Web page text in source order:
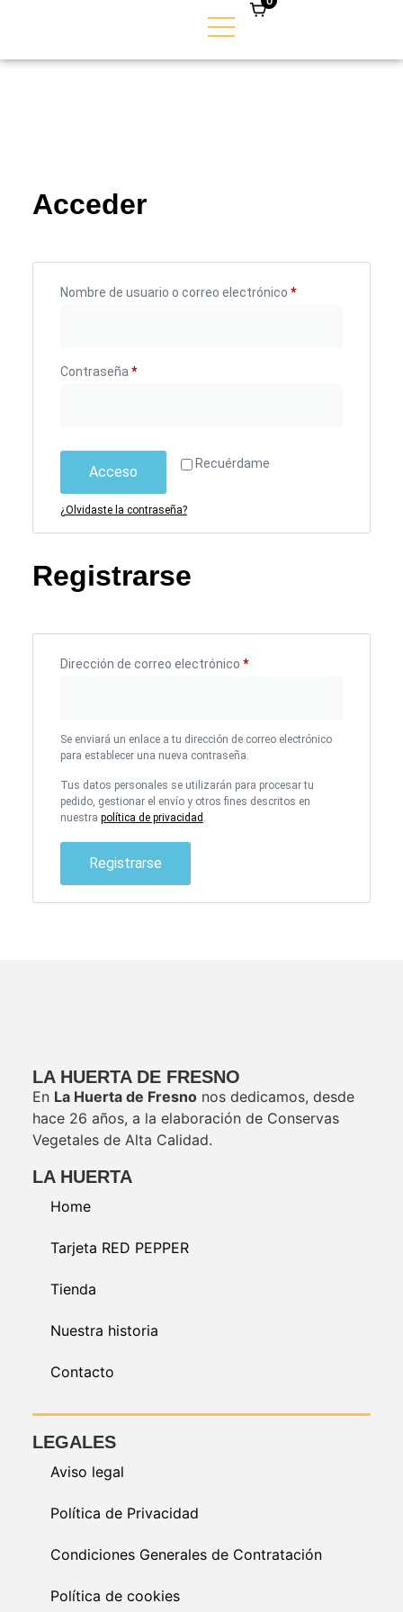
Acceder
Nombre de usuario o correo electrónico *
Contraseña *
Recuérdame
Acceso
¿Olvidaste la contraseña?
Registrarse
Dirección de correo electrónico *
Se enviará un enlace a tu dirección de correo electrónico
para establecer una nueva contraseña.
Tus datos personales se utilizarán para procesar tu
pedido, gestionar el envío y otros fines descritos en
nuestra política de privacidad
Registrarse
LA HUERTA DE FRESNO
En La Huerta de Fresnonos dedicamos, desde
hace 26 años, a la elaboración de Conservas
Vegetales de Alta Calidad.
LA HUERTA
Home
Tarjeta RED PEPPER
Tienda
Nuestra historia
Contacto
LEGALES
Aviso legal
Política de Privacidad
Condiciones Generales de Contratación
Política de cookies